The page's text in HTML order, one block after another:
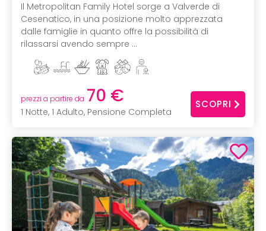
Il Metropolitan Family Hotel sorge a Valverde di
Cesenatico, in una posizione molto apprezzata
dalle famiglie in quanto offre la possibilità di
rilassarsi avendo sempre ...
prezzi a partire da 70 €
1 Notte, 1 Adulto, Pensione Completa
SCOPRI